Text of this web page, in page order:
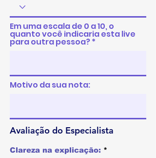
Em uma escala de 0 a 10, o
quanto você indicaria esta live
para outra pessoa?
Motivo da sua nota:
Avaliação do Especialista
Clareza na explicação: *